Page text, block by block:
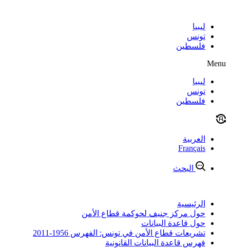
contentليبيا
تونس
فلسطين
Menu
ليبيا
تونس
فلسطين
العربية
Français
البحث
الرئيسية
حول مركز جنيف لحوكمة قطاع الأمن
حول قاعدة البيانات
تشريعات قطاع الأمن في تونس: الفهرس 1956-2011
فهرس قاعدة البيانات القانونية